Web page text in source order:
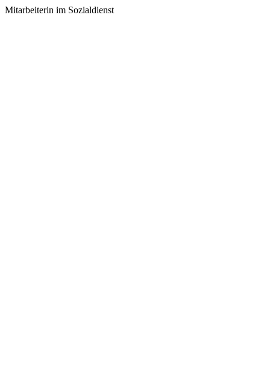
Mitarbeiterin im Sozialdienst